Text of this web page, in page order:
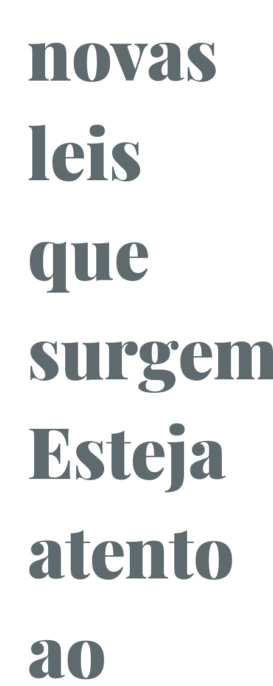
novas
leis
que
Esteja
atento
ao